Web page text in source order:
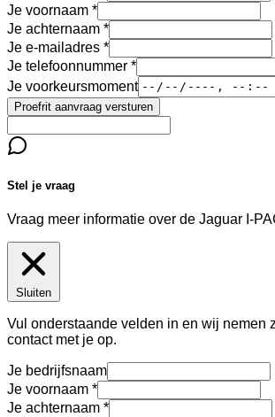
Je voornaam
Je achternaam
Je e-mailadres
Je telefoonnummer
Je voorkeursmoment
Proefrit aanvraag versturen
Stel je vraag
Vraag meer informatie over de Jaguar I-
Sluiten
Vul onderstaande velden in en wij nemen
contact met je op.
Je bedrijfsnaam
Je voornaam
Je achternaam